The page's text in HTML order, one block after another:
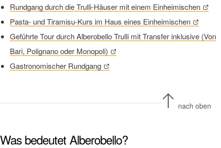
Rundgang durch die Trulli-Häuser mit einem Einheimischen
Pasta- und Tiramisu-Kurs im Haus eines Einheimischen
Geführte Tour durch Alberobello Trulli mit Transfer inklusive (Von
Bari, Polignano oder Monopoli)
Gastronomischer Rundgang
nach oben
Was bedeutet Alberobello?